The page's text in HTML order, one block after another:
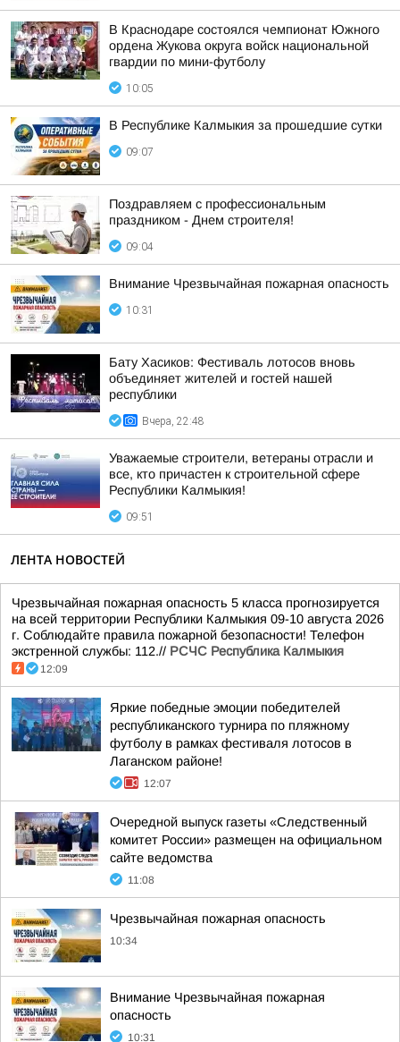
В Краснодаре состоялся чемпионат Южного
ордена Жукова округа войск национальной
гвардии по мини-футболу
10:05
В Республике Калмыкия за прошедшие сутки
09:07
Поздравляем с профессиональным
праздником - Днем строителя!
09:04
Внимание Чрезвычайная пожарная опасность
10:31
Бату Хасиков: Фестиваль лотосов вновь
объединяет жителей и гостей нашей
республики
Вчера, 22:48
Уважаемые строители, ветераны отрасли и
все, кто причастен к строительной сфере
Республики Калмыкия!
09:51
ЛЕНТА НОВОСТЕЙ
Чрезвычайная пожарная опасность 5 класса прогнозируется
на всей территории Республики Калмыкия 09-10 августа 2026
г. Соблюдайте правила пожарной безопасности! Телефон
экстренной службы: 112.// РСЧС Республика Калмыкия
12:09
Яркие победные эмоции победителей
республиканского турнира по пляжному
футболу в рамках фестиваля лотосов в
Лаганском районе!
12:07
Очередной выпуск газеты «Следственный
комитет России» размещен на официальном
сайте ведомства
11:08
Чрезвычайная пожарная опасность
10:34
Внимание Чрезвычайная пожарная
опасность
10:31